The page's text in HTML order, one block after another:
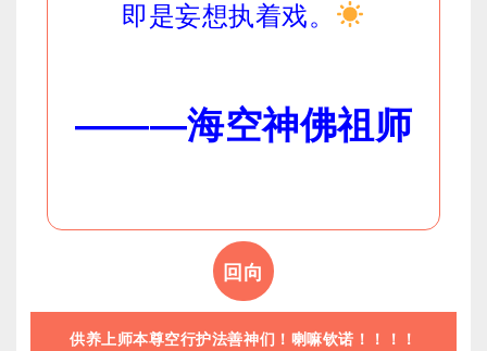
即是妄想执着戏。
———海空神佛祖师
回向
供养上师本尊空行护法善神们！喇嘛钦诺！！！！